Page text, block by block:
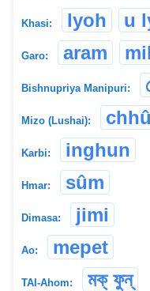
Khasi: lyoh u
Garo: aram
Bishnupriya Manipuri:
Mizo (Lushai):
Karbi: inghun
Hmar: sûm
Dimasa: jimi
Ao: mepet
TAI-Ahom: মক্ ফুন্